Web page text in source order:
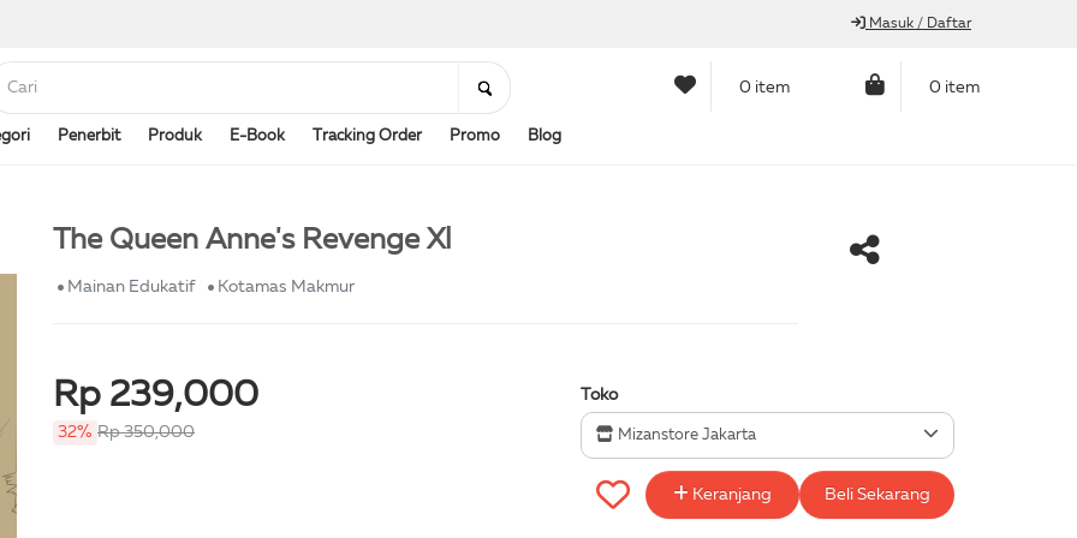
Masuk / Daftar
0 item 0 item
Penerbit Produk E-Book Tracking Order Promo Blog
The Queen Anne's Revenge Xl
Mainan Edukatif Kotamas Makmur
Rp 239,000
32% Rp 350,000
Toko
Mizanstore Jakarta
Keranjang Beli Sekarang